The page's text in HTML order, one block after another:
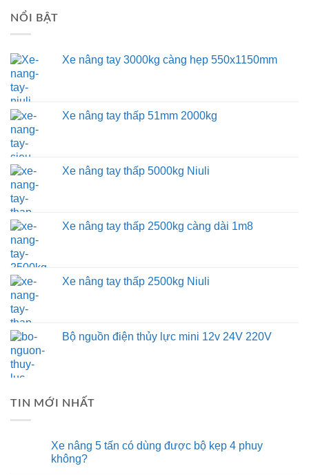
NỔI BẬT
Xe nâng tay 3000kg càng hẹp 550x1150mm
Xe nâng tay thấp 51mm 2000kg
Xe nâng tay thấp 5000kg Niuli
Xe nâng tay thấp 2500kg càng dài 1m8
Xe nâng tay thấp 2500kg Niuli
Bộ nguồn điện thủy lực mini 12v 24V 220V
TIN MỚI NHẤT
Xe nâng 5 tấn có dùng được bộ kẹp 4 phuy
không?